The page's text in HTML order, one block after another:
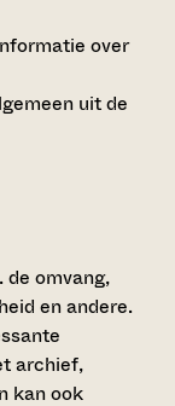
over
uit de
omvang,
en andere.
archief,
kan ook